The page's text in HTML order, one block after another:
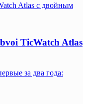
Atlas с двойным
TicWatch Atlas
за два года: